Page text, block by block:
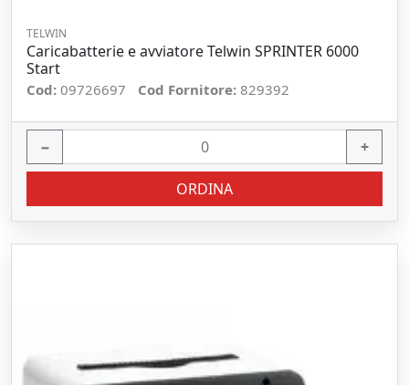
TELWIN
Caricabatterie e avviatore Telwin SPRINTER 6000
Start
Cod: 09726697 Cod Fornitore: 829392
− +
ORDINA